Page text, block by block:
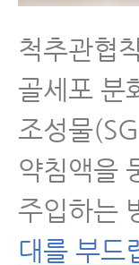
- 척추
주는 운
- 척추
이유와
- 협착
엄청난
- 척추
척추관협
골세포 분
조성물
약침액을
주입하는
대를 부드